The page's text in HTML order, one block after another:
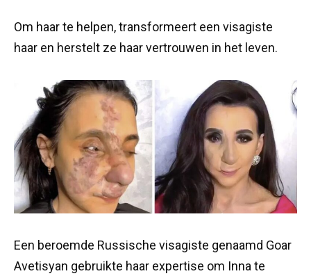
Om haar te helpen, transformeert een visagiste
haar en herstelt ze haar vertrouwen in het leven.
Een beroemde Russische visagiste genaamd Goar
Avetisyan gebruikte haar expertise om Inna te